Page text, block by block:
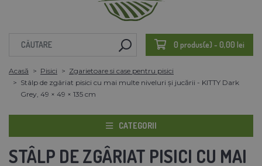
0 produs(e) - 0,00 lei
Acasă Pisici
Zgarietoare si case pentru pisici
Stâlp de zgâriat pisici cu mai multe niveluri și jucării - KITTY Dark
Grey, 49 × 49 × 135 cm
CATEGORII
STÂLP DE ZGÂRIAT PISICI CU MAI